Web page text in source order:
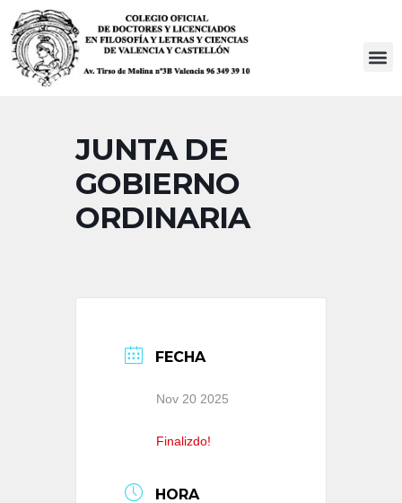
Saltar
al
JUNTA DE
GOBIERNO
ORDINARIA
FECHA
Nov 20 2025
Finalizdo!
HORA